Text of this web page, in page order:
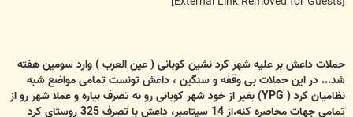
حملات داعش بر علیه شهر کرد نشین کوبانی ( عین العرب ) وارد سومین هفته
شد... در این حملات بی وقفه و سنگین ، داعش تونست تمامی مواضع شبه
نظامیان کرد ( YPG) بغیر از خود شهر کوبانی رو به تصرف بیاره و عملا شهر رو از
تمامی جهات محاصره کنه.از 14 سپتامبر، داعش با تصرف 325 روستای کرد